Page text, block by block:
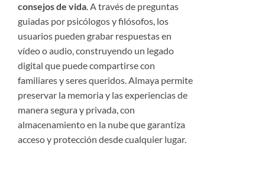
consejos de vida. A través de preguntas
guiadas por psicólogos y filósofos, los
usuarios pueden grabar respuestas en
vídeo o audio, construyendo un legado
digital que puede compartirse con
familiares y seres queridos. Almaya permite
preservar la memoria y las experiencias de
manera segura y privada, con
almacenamiento en la nube que garantiza
acceso y protección desde cualquier lugar.